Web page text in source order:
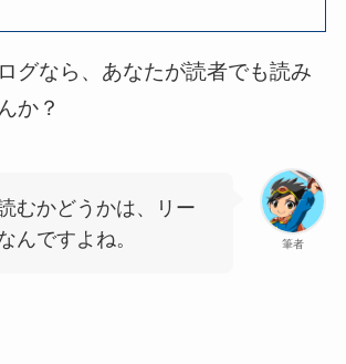
グなら、あなたが読者でも読み
か？
筆者
むかどうかは、リー
んですよね。